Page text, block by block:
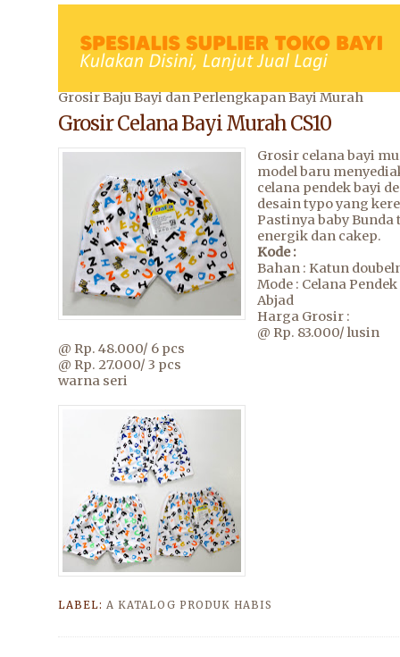
Grosir Baju Bayi dan Perlengkapan Bayi Murah
Grosir Celana Bayi Murah CS10
Grosir celana bayi
model baru
celana pendek bayi
desain typo yang
Pastinya baby
energik dan cakep.
Kode :
Bahan : Katun
Mode : Celana
Abjad
Harga Grosir :
@ Rp. 83.000/ lusin
@ Rp. 48.000/ 6 pcs
@ Rp. 27.000/ 3 pcs
warna seri
LABEL:A KATALOG PRODUK HABIS